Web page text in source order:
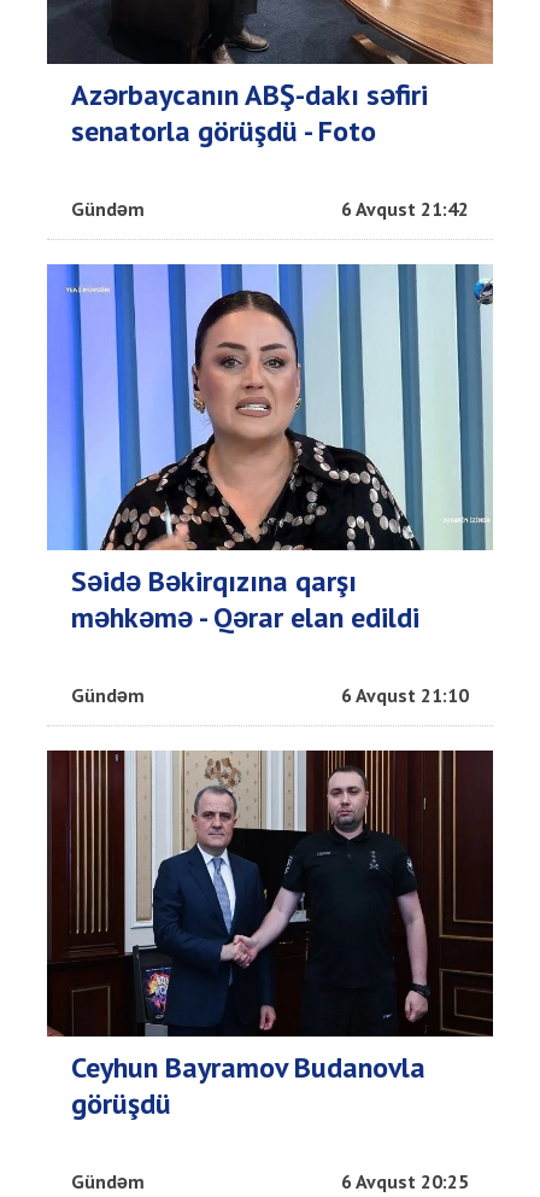
Azərbaycanın ABŞ-dakı səfiri
senatorla görüşdü - Foto
Gündəm 6 Avqust 21:42
Səidə Bəkirqızına qarşı
məhkəmə - Qərar elan edildi
Gündəm 6 Avqust 21:10
Ceyhun Bayramov Budanovla
görüşdü
Gündəm 6 Avqust 20:25